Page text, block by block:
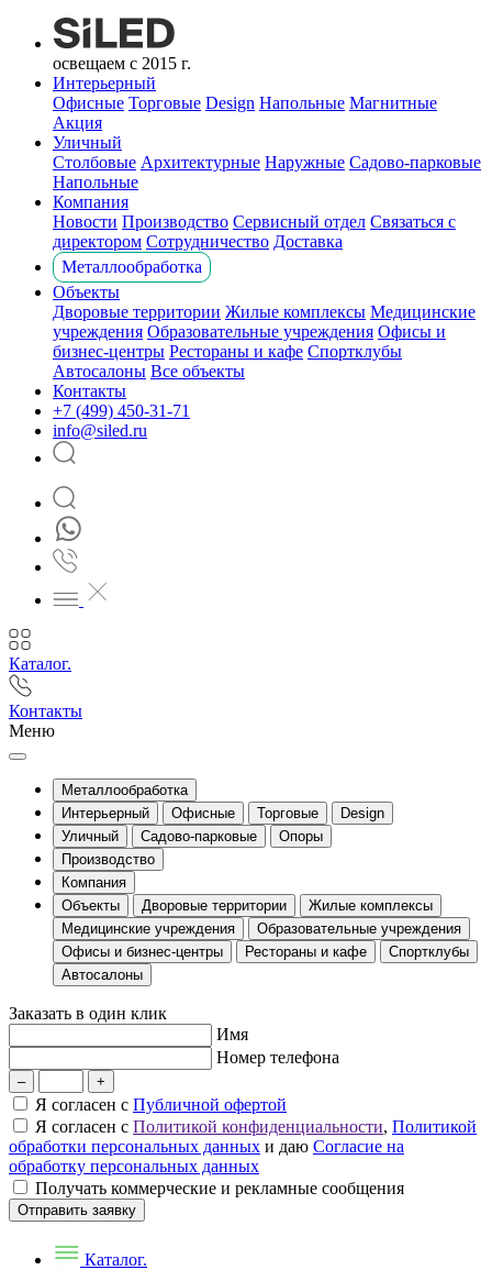
освещаем с 2015 г.
Интерьерный
Офисные Торговые Design Напольные Магнитные
Акция
Уличный
Столбовые Архитектурные Наружные Садово-парковые
Напольные
Компания
Новости Производство Сервисный отдел Связаться с
директором Сотрудничество Доставка
Металлообработка
Объекты
Дворовые территории Жилые комплексы Медицинские
учреждения Образовательные учреждения Офисы и
бизнес-центры Рестораны и кафе Спортклубы
Автосалоны Все объекты
Контакты
+7 (499) 450-31-71
info@siled.ru
Каталог.
Контакты
Меню
Металлообработка
Интерьерный
Офисные Торговые
Design
Уличный
Садово-парковые
Опоры
Производство
Компания
Объекты
Дворовые территории
Жилые комплексы
Медицинские учреждения
Образовательные учреждения
Офисы и бизнес-центры
Рестораны и кафе
Спортклубы
Автосалоны
Заказать в один клик
Имя
Номер телефона
– +
Я согласен с Публичной офертой
Я согласен с Политикой конфиденциальности, Политикой
обработки персональных данных и даю Согласие на
обработку персональных данных
Получать коммерческие и рекламные сообщения
Отправить заявку
Каталог.